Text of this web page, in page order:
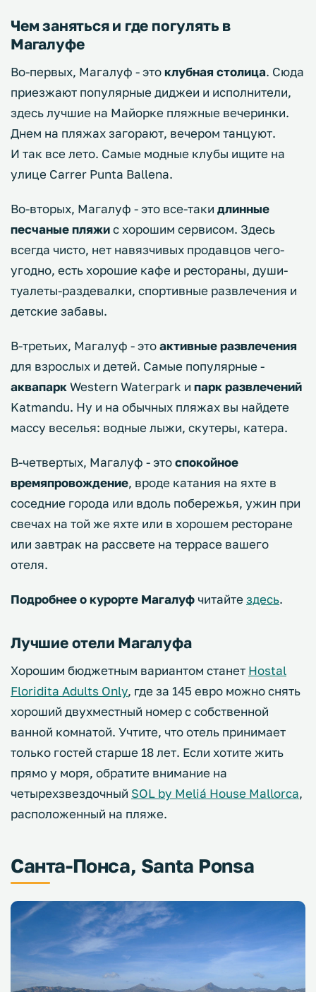
Чем заняться и где погулять в
Магалуфе
Во-первых, Магалуф - этоклубная столица. Сюда
приезжают популярные диджеи и исполнители,
здесь лучшие на Майорке пляжные вечеринки.
Днем на пляжах загорают, вечером танцуют.
И так все лето. Самые модные клубы ищите на
улице Carrer Punta Ballena.
Во-вторых, Магалуф - это все-таки длинные
песчаные пляжис хорошим сервисом. Здесь
всегда чисто, нет навязчивых продавцов чего-
угодно, есть хорошие кафе и рестораны, души-
туалеты-раздевалки, спортивные развлечения и
детские забавы.
В-третьих, Магалуф - этоактивные развлечения
для взрослых и детей. Самые популярные -
аквапаркWestern Waterpark и парк развлечений
Katmandu. Ну и на обычных пляжах вы найдете
массу веселья: водные лыжи, скутеры, катера.
В-четвертых, Магалуф - этоспокойное
времяпровождение, вроде катания на яхте в
соседние города или вдоль побережья, ужин при
свечах на той же яхте или в хорошем ресторане
или завтрак на рассвете на террасе вашего
отеля.
Подробнее о курорте Магалуф читайте здесь.
Лучшие отели Магалуфа
Хорошим бюджетным вариантом станет Hostal
Floridita Adults Only, где за 145 евро можно снять
хороший двухместный номер с собственной
ванной комнатой. Учтите, что отель принимает
только гостей старше 18 лет. Если хотите жить
прямо у моря, обратите внимание на
четырехзвездочный SOL by Meliá House Mallorca,
расположенный на пляже.
Санта-Понса, Santa Ponsa